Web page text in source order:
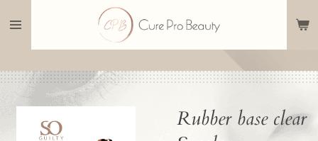
direct
hoofdinhoud
Rubber base clear